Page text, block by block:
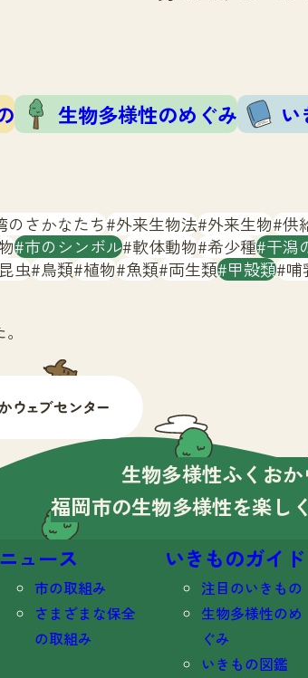
生物多様性のめぐみ い
のさかなたち 外来生物法 外来生物 供
市のシンボル 軟体動物 希少種 干潟
昆虫 鳥類 植物 魚類 両生類 甲殻類 哺
生物多様性ふくおか
福岡市の生物多様性を楽し
ニュース
市の取組み
さまざまな保全
の取組み
いきものガイド
注目のいきもの
生物多様性のめ
ぐみ
いきもの図鑑